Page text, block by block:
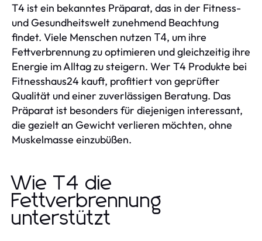
T4 ist ein bekanntes Präparat, das in der Fitness-
und Gesundheitswelt zunehmend Beachtung
findet. Viele Menschen nutzen T4, um ihre
Fettverbrennung zu optimieren und gleichzeitig ihre
Energie im Alltag zu steigern. Wer T4 Produkte bei
Fitnesshaus24 kauft, profitiert von geprüfter
Qualität und einer zuverlässigen Beratung. Das
Präparat ist besonders für diejenigen interessant,
die gezielt an Gewicht verlieren möchten, ohne
Muskelmasse einzubüßen.
Wie T4 die
Fettverbrennung
unterstützt